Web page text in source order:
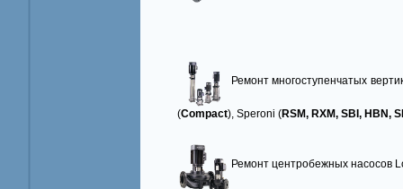
Ремонт многоступенчатых
(Compact), Speroni (RSM, RXM, SBI, HBN,
Ремонт центробежных насосов